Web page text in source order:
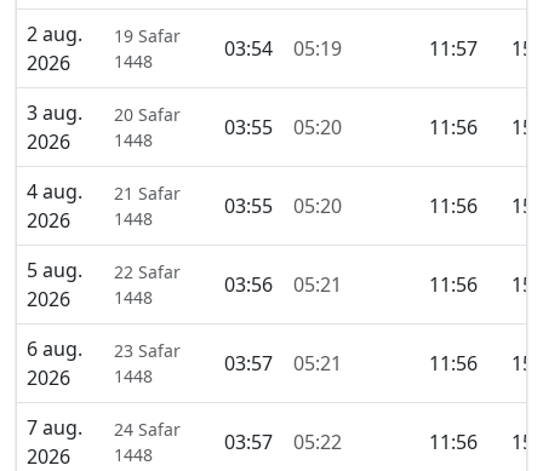
2 aug.
2026
19 Safar
1448
03:54 05:19 11:57
3 aug.
2026
20 Safar
1448
03:55 05:20 11:56
4 aug.
2026
21 Safar
1448
03:55 05:20 11:56
5 aug.
2026
22 Safar
1448
03:56 05:21 11:56
6 aug.
2026
23 Safar
1448
03:57 05:21 11:56
7 aug.
2026
24 Safar
1448
03:57 05:22 11:56